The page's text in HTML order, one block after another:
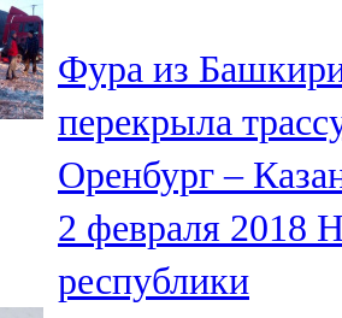
107,8 FM
Теләче
106,1 FM
Түбән Кама
102,6 FM
Фура из
перекрыла
Оренбург –
2 февраля 2018
республики